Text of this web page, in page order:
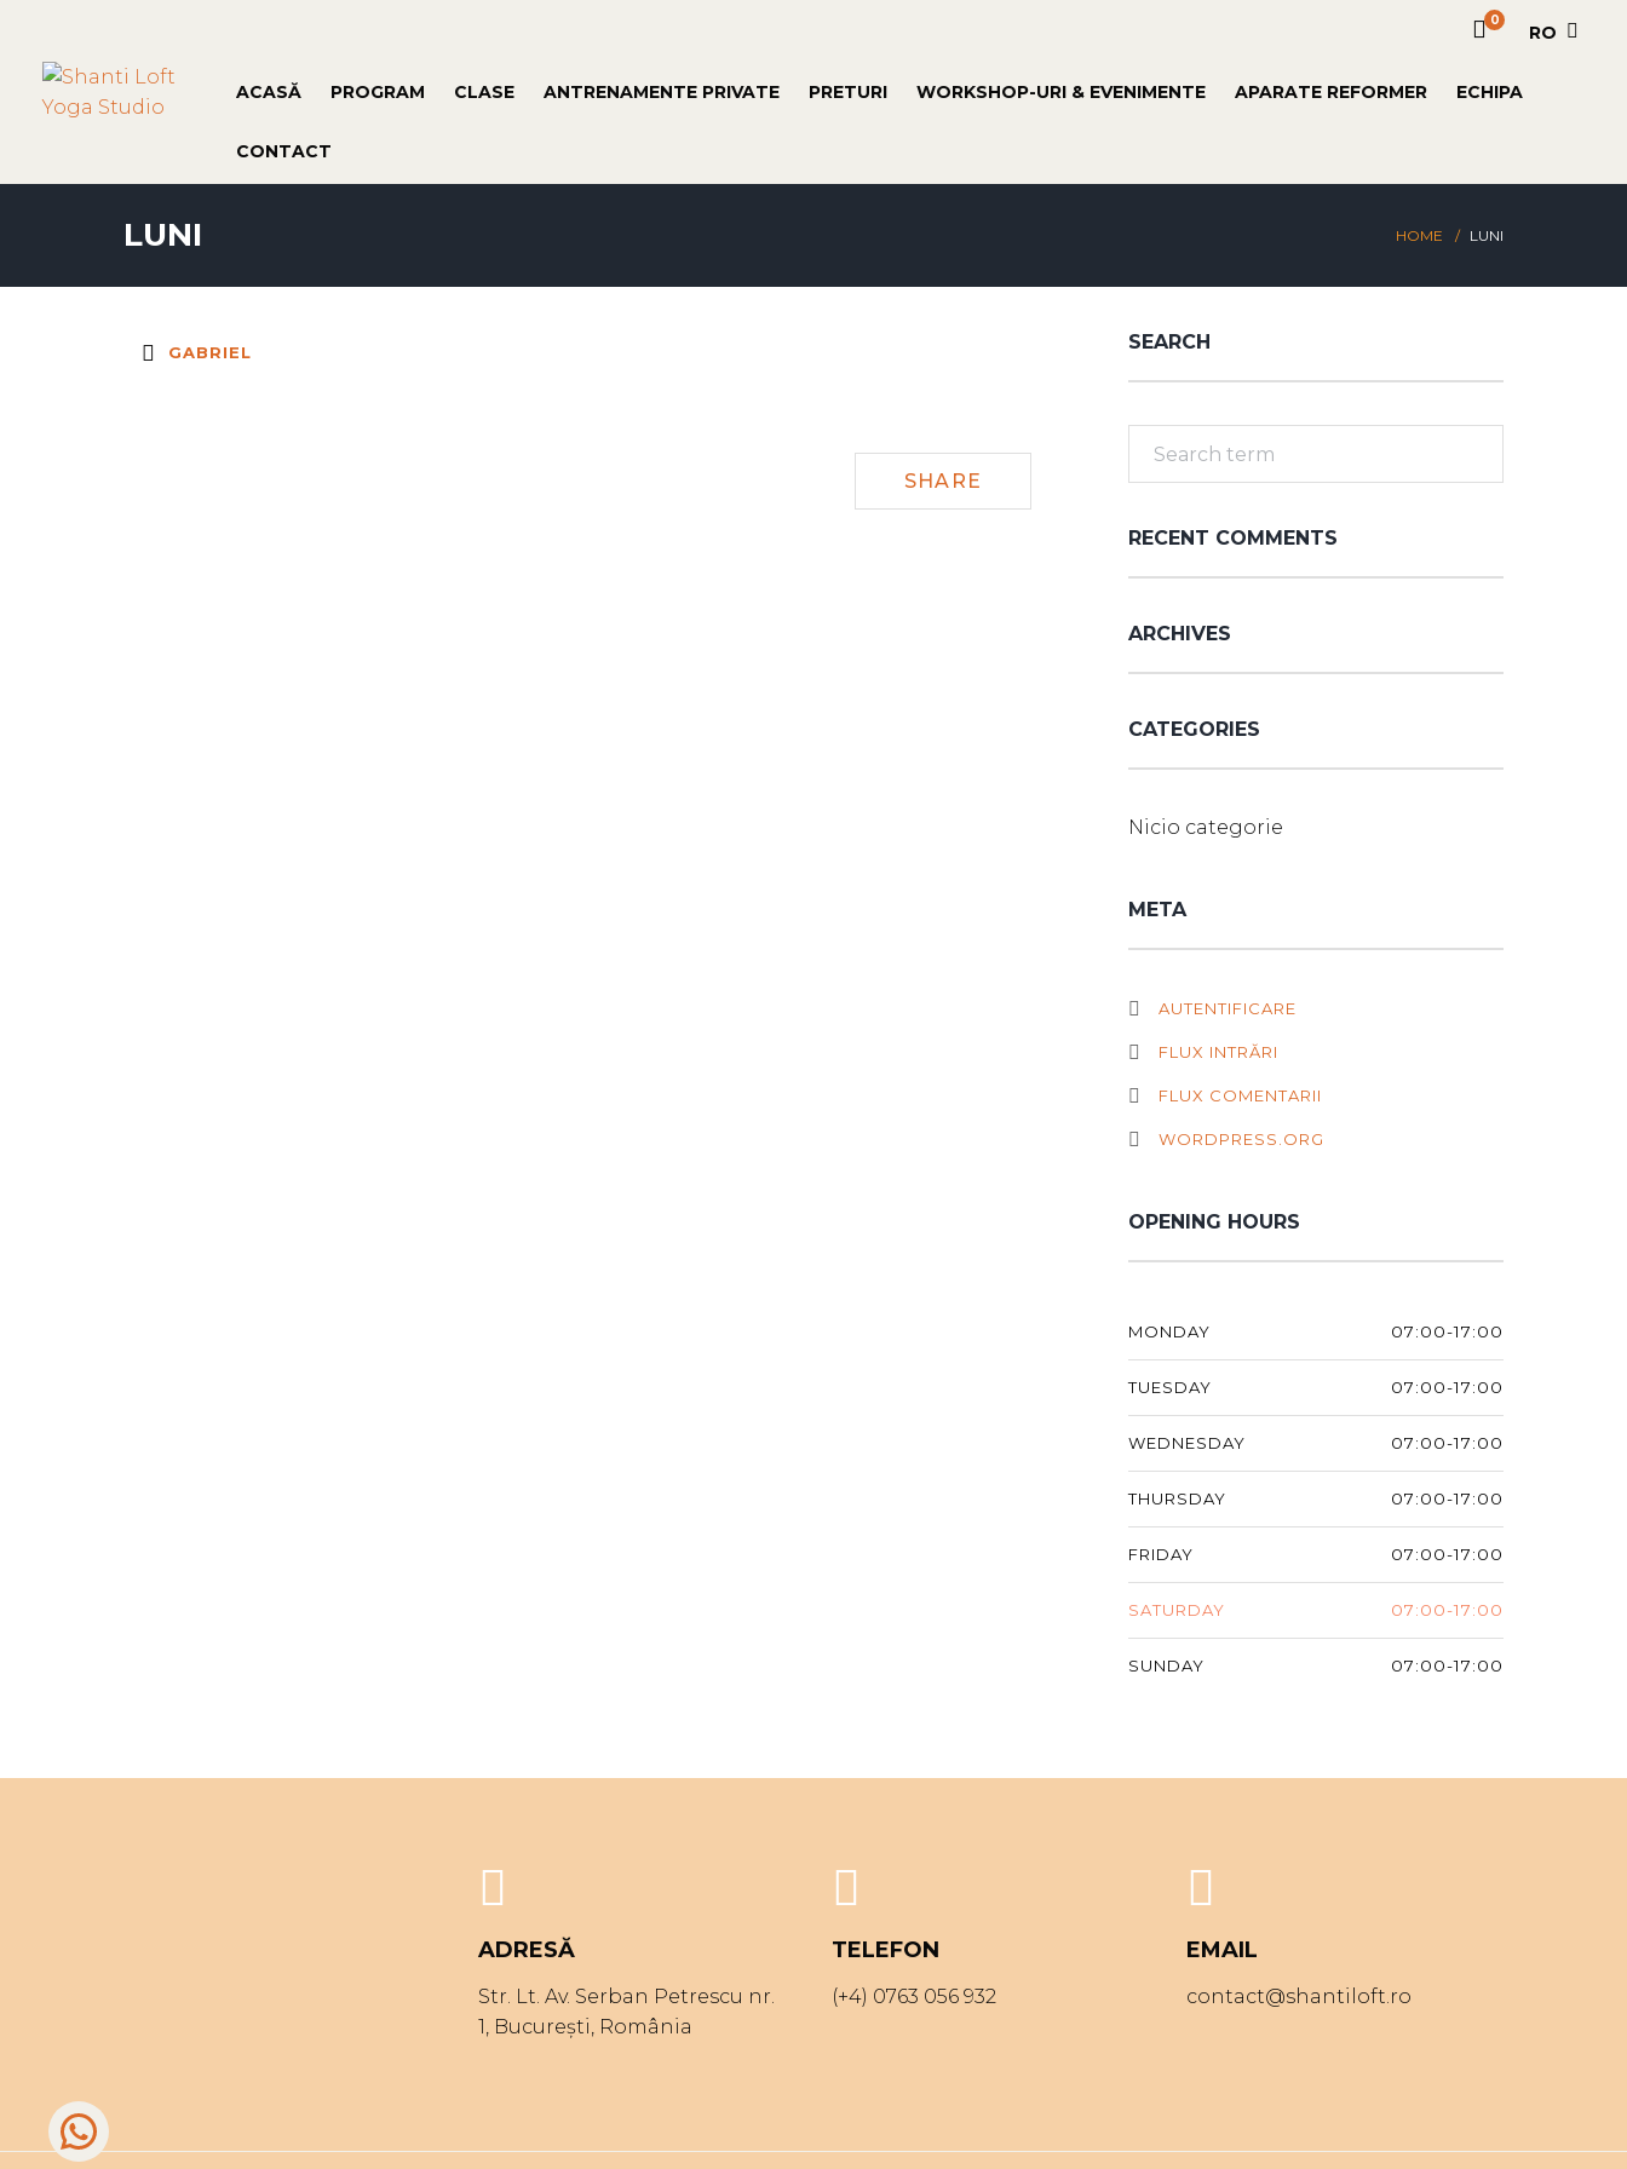
RO
0
ACASĂ PROGRAM CLASE ANTRENAMENTE PRIVATE PRETURI WORKSHOP-URI & EVENIMENTE APARATE REFORMER ECHIPA
CONTACT
LUNI HOME LUNI
GABRIEL
SHARE
SEARCH
RECENT COMMENTS
ARCHIVES
CATEGORIES
Nicio categorie
META
AUTENTIFICARE
FLUX INTRĂRI
FLUX COMENTARII
WORDPRESS.ORG
OPENING HOURS
MONDAY 07:00-17:00
TUESDAY 07:00-17:00
WEDNESDAY 07:00-17:00
THURSDAY 07:00-17:00
FRIDAY 07:00-17:00
SATURDAY 07:00-17:00
SUNDAY 07:00-17:00
ADRESĂ
Str. Lt. Av. Serban Petrescu nr.
1, București, România
TELEFON
(+4) 0763 056 932
EMAIL
contact@shantiloft.ro